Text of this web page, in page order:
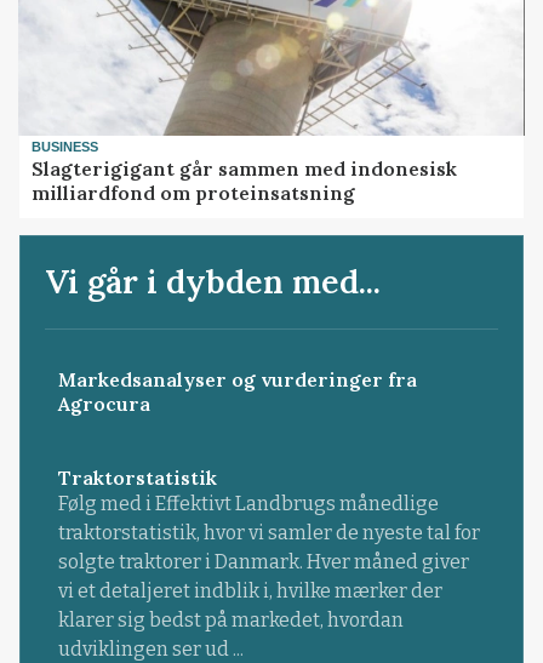
BUSINESS
Slagterigigant går sammen med indonesisk
milliardfond om proteinsatsning
Vi går i dybden med...
Markedsanalyser og vurderinger fra
Agrocura
Traktorstatistik
Følg med i Effektivt Landbrugs månedlige
traktorstatistik, hvor vi samler de nyeste tal for
solgte traktorer i Danmark. Hver måned giver
vi et detaljeret indblik i, hvilke mærker der
klarer sig bedst på markedet, hvordan
udviklingen ser ud ...